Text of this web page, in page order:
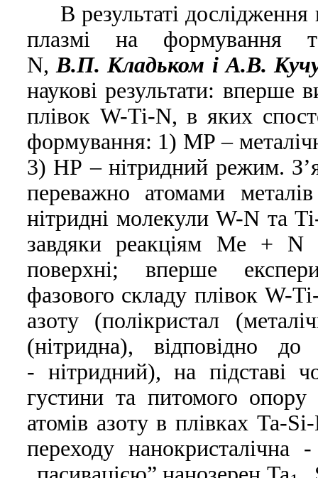
В результаті
плазмі на формування
N,В.П. Кладьком i А.В.
наукові результати: вперше
плівок W-Ti-N, в яких
формування: 1) МР –
3) НР – нітридний режим.
переважно атомами
нітридні молекули W-N та
завдяки реакціям Ме +
поверхні; вперше
фазового складу плівок W-
азоту (полікристал
(нітридна), відповідно
- нітридний), на підставі
густини та питомого
атомів азоту в плівках Ta-
переходу